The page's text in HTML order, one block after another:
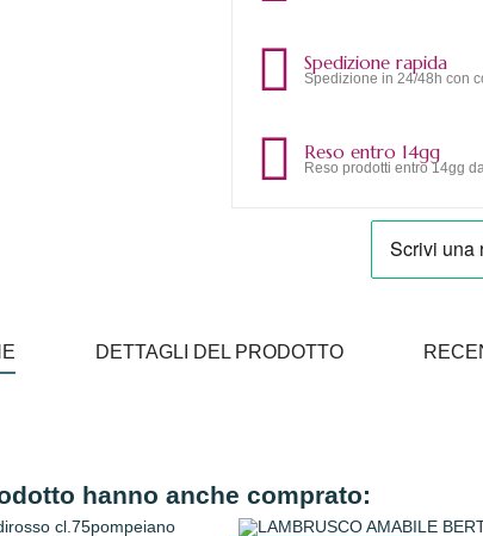
Spedizione rapida
Spedizione in 24/48h con
Reso entro 14gg
Reso prodotti entro 14gg
DETTAGLI DEL PRODOTTO
hanno anche comprato: